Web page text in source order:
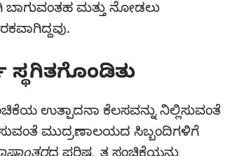
ಬಾಗುವಂತಹ ಮತ್ತು ನೋಡಲು
ಉತ್ಪಾದನಾ ಕೆಲಸವನ್ನು ನಿಲ್ಲಿಸುವಂತೆ
ಮುದ್ರಣಾಲಯದ ಸಿಬ್ಬಂದಿಗಳಿಗೆ